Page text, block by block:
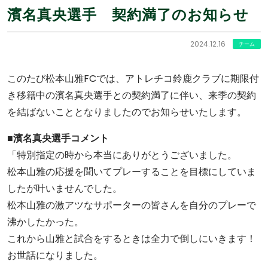
濱名真央選手 契約満了のお知らせ
2024.12.16 チーム
このたび松本山雅FCでは、アトレチコ鈴鹿クラブに期限付
き移籍中の濱名真央選手との契約満了に伴い、来季の契約
を結ばないこととなりましたのでお知らせいたします。
■濱名真央選手コメント
「特別指定の時から本当にありがとうございました。
松本山雅の応援を聞いてプレーすることを目標にしていま
したが叶いませんでした。
松本山雅の激アツなサポーターの皆さんを自分のプレーで
沸かしたかった。
これから山雅と試合をするときは全力で倒しにいきます！
お世話になりました。